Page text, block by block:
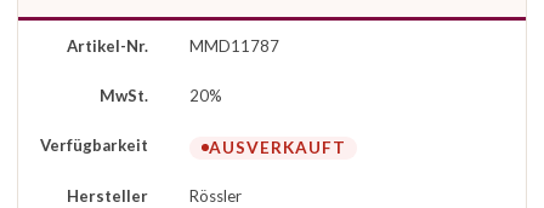
Artikel-Nr. MMD11787
MwSt. 20%
Verfügbarkeit AUSVERKAUFT
Hersteller Rössler